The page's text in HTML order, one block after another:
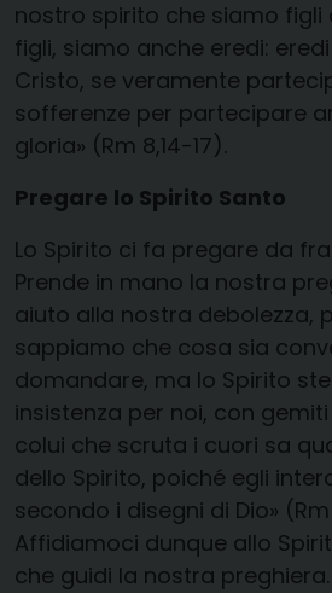
nostro spirito che siamo figli
figli, siamo anche eredi:
Cristo, se veramente
sofferenze per partecipare
gloria» (Rm 8,14-17).
Pregare lo Spirito Santo
Lo Spirito ci fa pregare da
Prende in mano la nostra
aiuto alla nostra debolezza,
sappiamo che cosa sia
domandare, ma lo Spirito
insistenza per noi, con
colui che scruta i cuori sa
dello Spirito, poiché egli
secondo i disegni di Dio»
Affidiamoci dunque allo
che guidi la nostra preghiera.